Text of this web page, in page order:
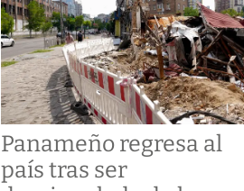
Panameño regresa al
país tras ser